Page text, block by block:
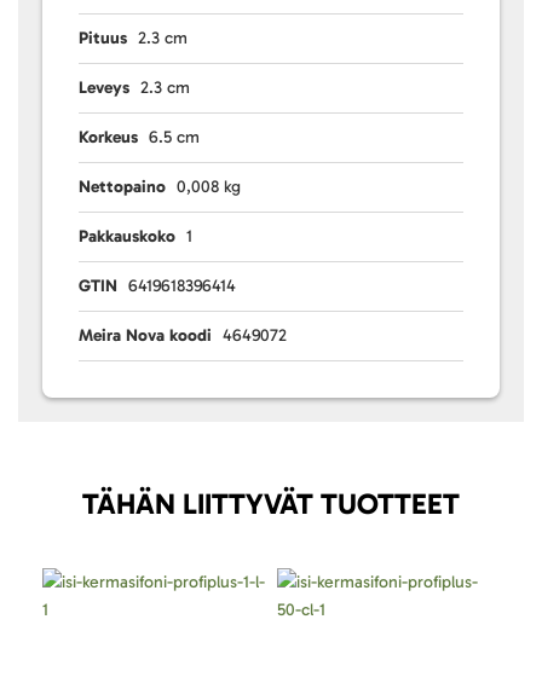
Pituus 2.3 cm
Leveys 2.3 cm
Korkeus 6.5 cm
Nettopaino 0,008 kg
Pakkauskoko 1
GTIN 6419618396414
Meira Nova koodi 4649072
TÄHÄN LIITTYVÄT TUOTTEET